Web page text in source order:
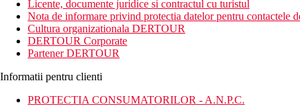
Licente, documente juridice si contractul cu turistul
Nota de informare privind protectia datelor pentru contactele
Cultura organizationala DERTOUR
DERTOUR Corporate
Partener DERTOUR
Informatii pentru clienti
PROTECTIA CONSUMATORILOR - A.N.P.C.